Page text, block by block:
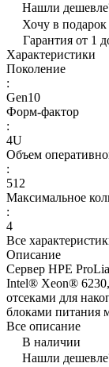
Нашли
Хочу в подарок
Гарантия от 1
Характеристики
Поколение
:
Gen10
Форм-фактор
:
4U
Объем
:
512
Максимальное
:
4
Все
Описание
Сервер HPE
Intel® Xeon®
отсеками для
блоками питания
Все описание
В наличии
Нашли